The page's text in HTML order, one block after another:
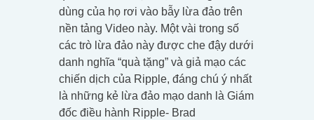
dùng của họ rơi vào bẫy lừa đảo trên
nền tảng Video này. Một vài trong số
các trò lừa đảo này được che đậy dưới
danh nghĩa “quà tặng” và giả mạo các
chiến dịch của Ripple, đáng chú ý nhất
là những kẻ lừa đảo mạo danh là Giám
đốc điều hành Ripple- Brad